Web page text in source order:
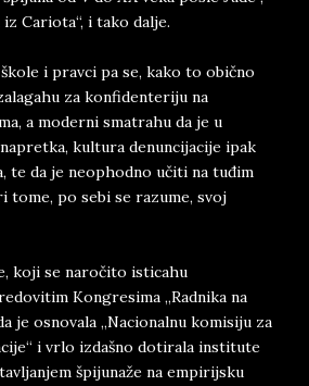
Cariota“, i tako dalje.
i pravci pa se, kako to obično
za konfidenteriju na
a moderni smatrahu da je u
kultura denuncijacije ipak
te da je neophodno učiti na tuđim
tome, po sebi se razume, svoj
koji se naročito isticahu
Kongresima „Radnika na
je osnovala „Nacionalnu komisiju za
i vrlo izdašno dotirala institute
špijunaže na empirijsku